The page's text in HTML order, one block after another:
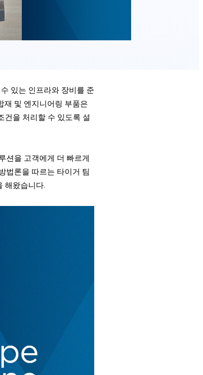
있는 인프라와 장비를 준
재 및 엔지니어링 부품은
건을 처리할 수 있도록 설
션을 고객에게 더 빠르게
법론을 따르는 타이거 팀
해왔습니다.